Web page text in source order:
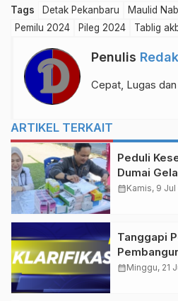
Tags Detak Pekanbaru Maulid
Pemilu 2024
Pileg 2024 Tablig
Penulis
Cepat, Lugas
ARTIKEL TERKAIT
Peduli
Dumai
Lubuk
calendar_monthKamis, 9
Tanggapi
Dumai
calendar_monthMinggu, 21